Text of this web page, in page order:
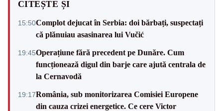
CITEȘTE ȘI
15:50Complot dejucat în Serbia: doi bărbați, suspectați
că plănuiau asasinarea lui Vučić
19:45Operațiune fără precedent pe Dunăre. Cum
funcționează digul din barje care ajută centrala de
la Cernavodă
19:17România, sub monitorizarea Comisiei Europene
din cauza crizei energetice. Ce cere Victor